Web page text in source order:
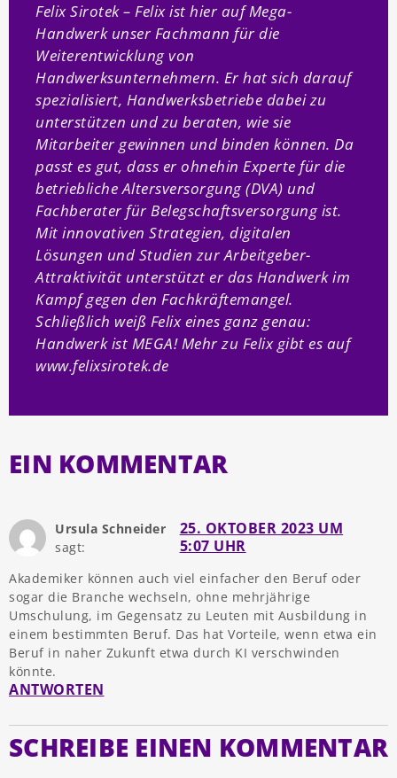
Felix Sirotek – Felix ist hier auf Mega-
Handwerk unser Fachmann für die
Weiterentwicklung von
Handwerksunternehmern. Er hat sich darauf
spezialisiert, Handwerksbetriebe dabei zu
unterstützen und zu beraten, wie sie
Mitarbeiter gewinnen und binden können. Da
passt es gut, dass er ohnehin Experte für die
betriebliche Altersversorgung (DVA) und
Fachberater für Belegschaftsversorgung ist.
Mit innovativen Strategien, digitalen
Lösungen und Studien zur Arbeitgeber-
Attraktivität unterstützt er das Handwerk im
Kampf gegen den Fachkräftemangel.
Schließlich weiß Felix eines ganz genau:
Handwerk ist MEGA! Mehr zu Felix gibt es auf
www.felixsirotek.de
EIN KOMMENTAR
Ursula Schneider
sagt:
25. OKTOBER 2023 UM
5:07 UHR
Akademiker können auch viel einfacher den Beruf oder
sogar die Branche wechseln, ohne mehrjährige
Umschulung, im Gegensatz zu Leuten mit Ausbildung in
einem bestimmten Beruf. Das hat Vorteile, wenn etwa ein
Beruf in naher Zukunft etwa durch KI verschwinden
könnte.
ANTWORTEN
SCHREIBE EINEN KOMMENTAR